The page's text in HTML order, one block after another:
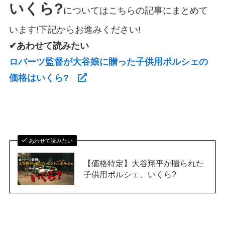
いくら?についてはこちらの記事にまとめて
います!下記からお進みください!
✔あわせて読みたい
ロバーツ監督が大谷娘に贈った子供用ポルシェの
価格はいくら?
あわせて読みたい
【価格特定】大谷翔平が贈られた
子供用ポルシェ、いくら?